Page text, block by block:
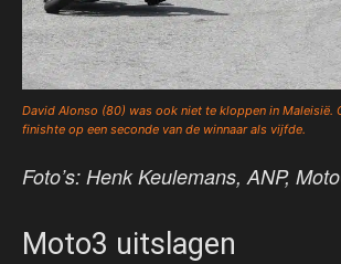
David Alonso (80) was ook niet te kloppen in Maleisië.
finishte op een seconde van de winnaar als vijfde.
Foto’s: Henk Keulemans, ANP,
Moto3 uitslagen